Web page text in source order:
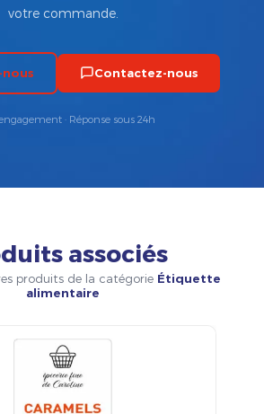
votre commande.
Contactez-nous
· Réponse sous 24h
associés
produits de la catégorie Étiquette
alimentaire